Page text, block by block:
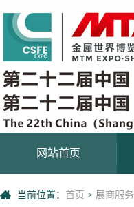
网站首页
当前位置： 首页 > 展商服务